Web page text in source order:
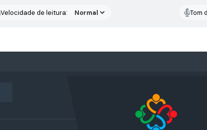
Velocidade de leitura: Tom
Acompanhe